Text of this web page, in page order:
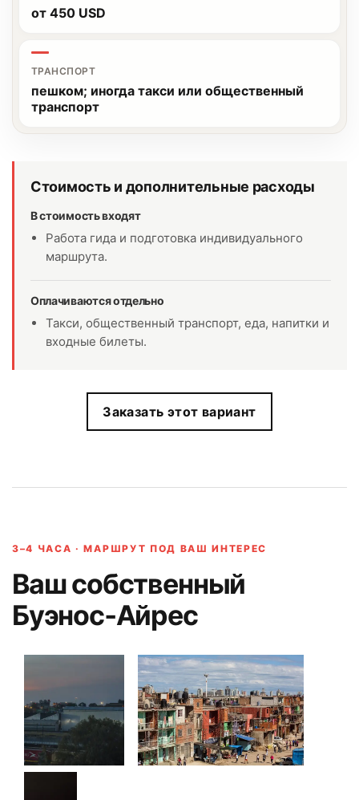
от 450 USD
ТРАНСПОРТ
пешком; иногда такси или общественный
транспорт
Стоимость и дополнительные расходы
В стоимость входят
Работа гида и подготовка индивидуального
маршрута.
Оплачиваются отдельно
Такси, общественный транспорт, еда, напитки и
входные билеты.
Заказать этот вариант
3–4 ЧАСА · МАРШРУТ ПОД ВАШ ИНТЕРЕС
Ваш собственный
Буэнос‑Айрес